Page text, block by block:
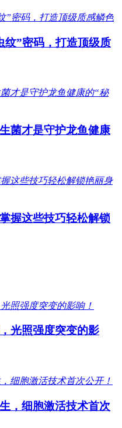
纹”密码，打造顶级质
菌才是守护龙鱼健康
握这些技巧轻松解锁
光照强度突变的影
，细胞激活技术首次